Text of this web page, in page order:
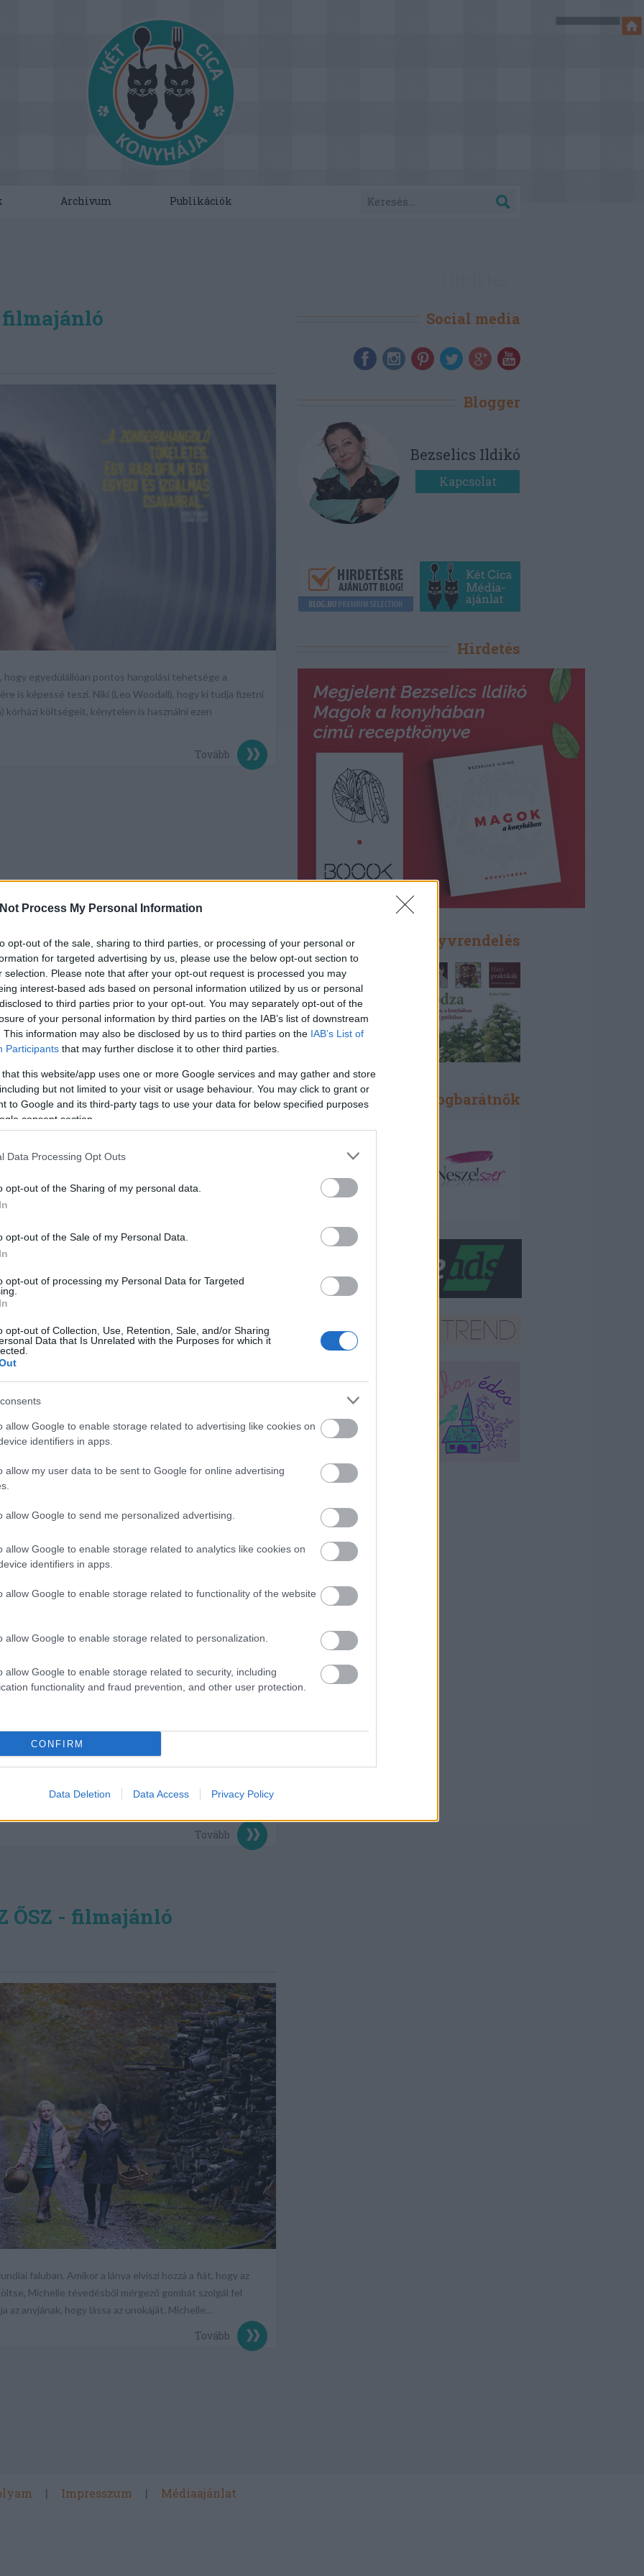
Process My Personal Information
opt-out of the sale, sharing to third parties, or processing of your personal or
for targeted advertising by us, please use the below opt-out section to
selection. Please note that after your opt-out request is processed you may
interest-based ads based on personal information utilized by us or personal
to third parties prior to your opt-out. You may separately opt-out of the
of your personal information by third parties on the IAB’s list of downstream
This information may also be disclosed by us to third parties on the IAB’s List of
Participants that may further disclose it to other third parties.
that this website/app uses one or more Google services and may gather and store
but not limited to your visit or usage behaviour. You may click to grant or
to Google and its third-party tags to use your data for below specified purposes
consent section.
Data Processing Opt Outs
opt-out of the Sharing of my personal data.
opt-out of the Sale of my Personal Data.
opt-out of processing my Personal Data for Targeted
opt-out of Collection, Use, Retention, Sale, and/or Sharing
Data that Is Unrelated with the Purposes for which it
allow Google to enable storage related to advertising like cookies on
identifiers in apps.
allow my user data to be sent to Google for online advertising
allow Google to send me personalized advertising.
allow Google to enable storage related to analytics like cookies on
identifiers in apps.
allow Google to enable storage related to functionality of the website
allow Google to enable storage related to personalization.
allow Google to enable storage related to security, including
functionality and fraud prevention, and other user protection.
CONFIRM
Data Deletion Data Access Privacy Policy
Archivum Publikációk
egyedülállóan pontos hangolási tehetsége a
is képessé teszi. Niki (Leo Woodall), hogy ki tudja fizetni
kórházi költségeit, kénytelen is használni ezen
Tovább
karrierje egyik legprovokatívabb és
hőst, hanem egy állandó mozgásban lévő,
meg, akinek minden gesztusa és még a beszédritmusa
Tovább
filmajánló
rablásért ült. A pénzt annak idején a testvére, Manfred
azóta egy olyan mentális betegséggel küzd, ami miatt
És ha mindez nem lenne elég gond,…
Tovább
ŐSZ - filmajánló
faluban. Amikor a lánya elviszi hozzá a fiát, hogy az
Michelle tévedésből mérgező gombát szolgál fel
az anyjának, hogy lássa az unokáját. Michelle…
Tovább
Social media
Blogger
Bezselics Ildikó
Kapcsolat
Hirdetés
Könyvrendelés
Blogbarátok, blogbarátnők
Impresszum Médiaajánlat